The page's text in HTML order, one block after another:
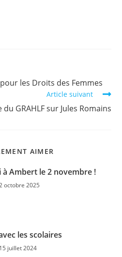
les Droits des Femmes
Article suivant
GRAHLF sur Jules Romains
AIMER
à Ambert le 2 novembre !
octobre 2025
les scolaires
15 juillet 2024